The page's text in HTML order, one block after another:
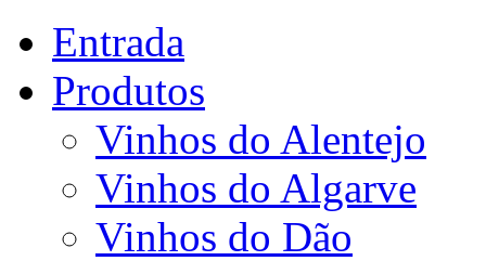
Entrada
Produtos
Vinhos do Alentejo
Vinhos do Algarve
Vinhos do Dão